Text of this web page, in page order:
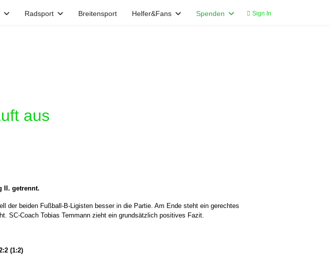
Radsport Breitensport Helfer&Fans Spenden Sign In
aus
II. getrennt.
der beiden Fußball-B-Ligisten besser in die Partie. Am Ende steht ein gerechtes
SC-Coach Tobias Temmann zieht ein grundsätzlich positives Fazit.
(1:2)